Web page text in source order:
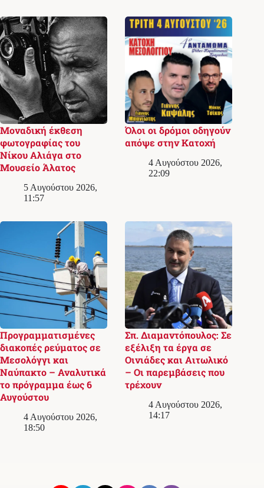
Μοναδική έκθεση
φωτογραφίας του
Νίκου Αλιάγα στο
Μουσείο Άλατος
5 Αυγούστου 2026,
11:57
Όλοι οι δρόμοι οδηγούν
απόψε στην Κατοχή
4 Αυγούστου 2026,
22:09
Προγραμματισμένες
διακοπές ρεύματος σε
Μεσολόγγι και
Ναύπακτο – Αναλυτικά
το πρόγραμμα έως 6
Αυγούστου
4 Αυγούστου 2026,
18:50
Σπ. Διαμαντόπουλος: Σε
εξέλιξη τα έργα σε
Οινιάδες και Αιτωλικό
– Οι παρεμβάσεις που
τρέχουν
4 Αυγούστου 2026,
14:17